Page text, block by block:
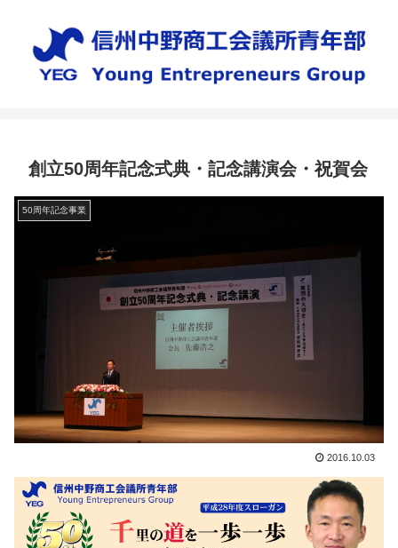
創立50周年記念式典・記念講演会・祝賀会
50周年記念事業
2016.10.03